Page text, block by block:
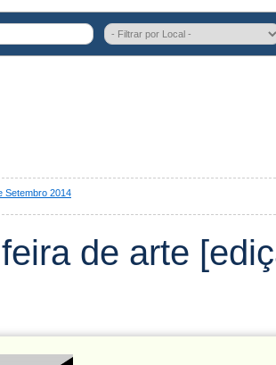
Setembro 2014
de arte